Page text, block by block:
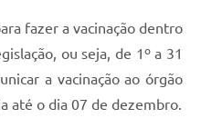
fazer a vacinação dentro
ou seja, de 1º a 31
a vacinação ao órgão
até o dia 07 de dezembro.